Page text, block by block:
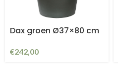
Dax groen Ø37×80 cm
€242,00